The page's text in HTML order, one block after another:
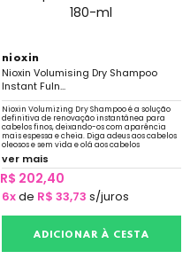
nioxin
Nioxin Volumising Dry Shampoo
Instant Fuln...
Nioxin Volumizing Dry Shampoo é a solução
definitiva de renovação instantânea para
cabelos finos, deixando-os com aparência
mais espessa e cheia. Diga adeus aos cabelos
oleosos e sem vida e olá aos cabelos
renovados e volumosos
ver mais
R$ 202,40
6xde R$ 33,73 s/juros
ADICIONAR À CESTA